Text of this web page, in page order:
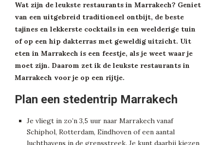
Wat zijn de leukste restaurants in Marrakech? Geniet
van een uitgebreid traditioneel ontbijt, de beste
tajines en lekkerste cocktails in een weelderige tuin
of op een hip dakterras met geweldig uitzicht. Uit
eten in Marrakech is een feestje, als je weet waar je
moet zijn. Daarom zet ik de leukste restaurants in
Marrakech voor je op een rijtje.
Plan een stedentrip Marrakech
Je vliegt in zo’n 3,5 uur naar Marrakech vanaf
Schiphol, Rotterdam, Eindhoven of een aantal
luchthavens in de grensstreek. Je kunt daarbij kiezen